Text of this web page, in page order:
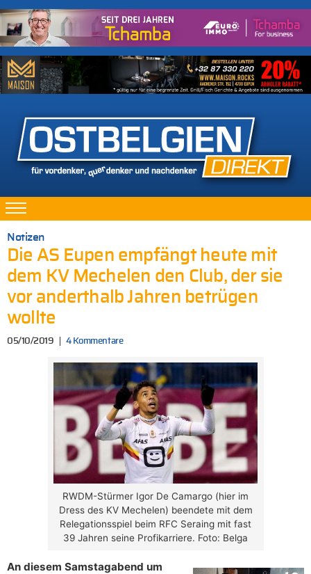
Notizen
Die AS Eupen empfängt heute mit
dem KV Mechelen den Club, der sie
vor anderthalb Jahren betrügen
wollte
05/10/2019 4 Kommentare
RWDM-Stürmer Igor De Camargo (hier im
Dress des KV Mechelen) beendete mit dem
Relegationsspiel beim RFC Seraing mit fast
39 Jahren seine Profikarriere. Foto: Belga
An diesem Samstagabend um